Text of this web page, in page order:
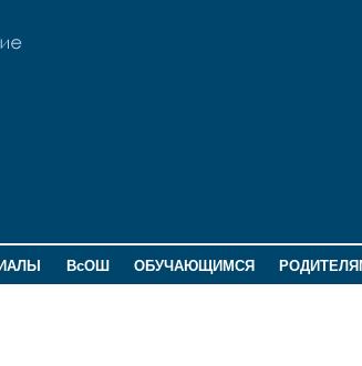
ВсОШ ОБУЧАЮЩИМСЯ